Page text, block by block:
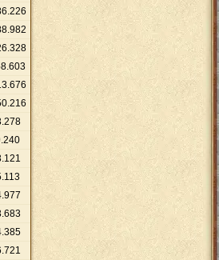
.226
.982
.328
.603
.676
.216
.278
.240
.121
.113
.977
.683
.385
.721